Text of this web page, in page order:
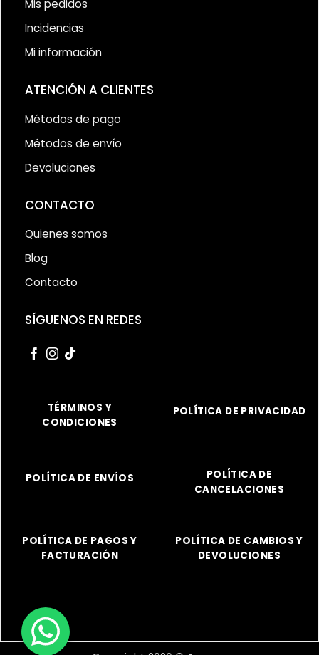
Mis pedidos
Incidencias
Mi información
ATENCIÓN A CLIENTES
Métodos de pago
Métodos de envío
Devoluciones
CONTACTO
Quienes somos
Blog
Contacto
SÍGUENOS EN REDES
TÉRMINOS Y
CONDICIONES
POLÍTICA DE PRIVACIDAD
POLÍTICA DE ENVÍOS
POLÍTICA DE
CANCELACIONES
POLÍTICA DE PAGOS Y
FACTURACIÓN
POLÍTICA DE CAMBIOS Y
DEVOLUCIONES